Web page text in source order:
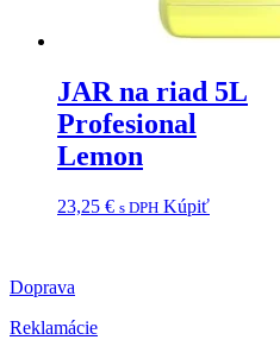
JAR na riad 5L
Profesional
Lemon
23,25 € s DPH Kúpiť
Doprava
Reklamácie